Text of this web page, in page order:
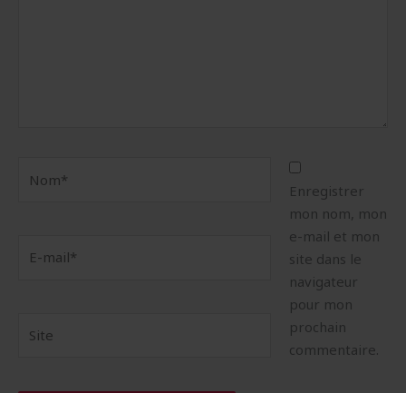
mail*
Enregistrer
mon nom, mon
e-mail et mon
site dans le
navigateur
pour mon
prochain
commentaire.